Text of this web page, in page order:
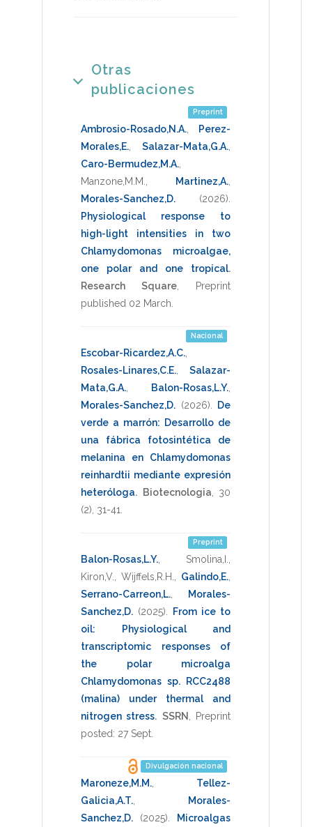
Otras
publicaciones
Preprint
Ambrosio-Rosado,N.A.
Perez-
Morales,E.
Salazar-Mata,G.A.
Caro-Bermudez,M.A.
Manzone,M.M.
Martinez,A.
Morales-Sanchez,D.
(2026)
Physiological response to
high-light intensities in two
Chlamydomonas microalgae,
one polar and one tropical.
Research Square
Preprint
published 02 March
Nacional
Escobar-Ricardez,A.C.
Rosales-Linares,C.E.
Salazar-
Mata,G.A.
Balon-Rosas,L.Y.
Morales-Sanchez,D. (2026)
De
verde a marrón: Desarrollo de
una fábrica fotosintética de
melanina en Chlamydomonas
reinhardtii mediante expresión
heteróloga. Biotecnologia
30
(2), 31-41
Preprint
Balon-Rosas,L.Y. Smolina,I.
Kiron,V.
Wijffels,R.H. Galindo,E.
Serrano-Carreon,L.
Morales-
Sanchez,D. (2025)
From ice to
oil: Physiological and
transcriptomic responses of
the polar microalga
Chlamydomonas sp. RCC2488
(malina) under thermal and
nitrogen stress. SSRN
Preprint
posted: 27 Sept
Divulgación nacional
Maroneze,M.M.
Tellez-
Galicia,A.T.
Morales-
Sanchez,D.
(2025) Microalgas